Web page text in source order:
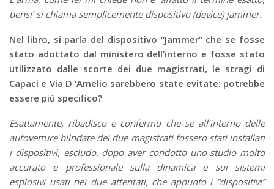
bensi’ si chiama semplicemente dispositivo (device) jammer.
Nel libro, si parla del dispositivo “Jammer” che se fosse
stato adottato dal ministero dell’interno e fosse stato
utilizzato dalle scorte dei due magistrati, le stragi di
Capaci e Via D ‘Amelio sarebbero state evitate: potrebbe
essere più specifico?
Esattamente, ribadisco e confermo che se all’interno delle
autovetture bilndate dei due magistrati fossero stati installati
i dispositivi, escludo, dopo aver condotto uno studio molto
accurato e professionale sulla dinamica e sui sistemi
esplosivi usati nei due attentati, che appunto i “dispositivi”